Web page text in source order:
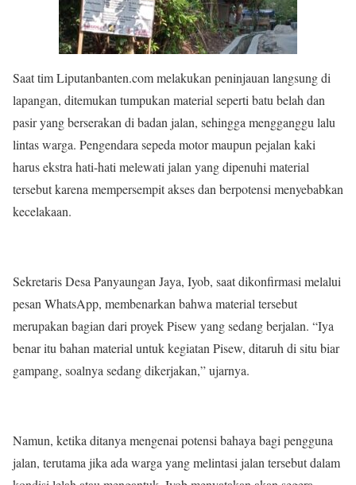
Saat tim Liputanbanten.com melakukan peninjauan langsung di
lapangan, ditemukan tumpukan material seperti batu belah dan
pasir yang berserakan di badan jalan, sehingga mengganggu lalu
lintas warga. Pengendara sepeda motor maupun pejalan kaki
harus ekstra hati-hati melewati jalan yang dipenuhi material
tersebut karena mempersempit akses dan berpotensi menyebabkan
kecelakaan.
Sekretaris Desa Panyaungan Jaya, Iyob, saat dikonfirmasi melalui
pesan WhatsApp, membenarkan bahwa material tersebut
merupakan bagian dari proyek Pisew yang sedang berjalan. “Iya
benar itu bahan material untuk kegiatan Pisew, ditaruh di situ biar
gampang, soalnya sedang dikerjakan,” ujarnya.
Namun, ketika ditanya mengenai potensi bahaya bagi pengguna
jalan, terutama jika ada warga yang melintasi jalan tersebut dalam